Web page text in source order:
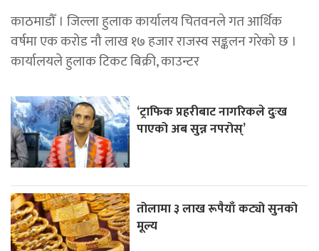
काठमाडौँ । जिल्ला हुलाक कार्यालय चितवनले गत आर्थिक
वर्षमा एक करोड नौ लाख १७ हजार राजस्व सङ्कलन गरेको छ ।
कार्यालयले हुलाक टिकट बिक्री, काउन्टर
‘ट्राफिक प्रहरीबाट नागरिकले दुःख
पाएको अब सुन्न नपरोस्’
तोलामा ३ लाख रूपैयाँ कट्यो सुनको
मूल्य